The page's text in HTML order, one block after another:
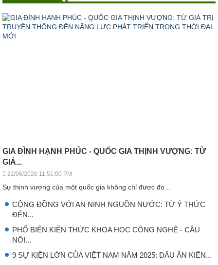
GIA ĐÌNH HẠNH PHÚC - QUỐC GIA THỊNH VƯỢNG: TỪ
GIÁ...
22/06/2026 11:51:00 PM
Sự thịnh vượng của một quốc gia không chỉ được đo...
CỘNG ĐỒNG VỚI AN NINH NGUỒN NƯỚC: TỪ Ý THỨC
ĐẾN...
PHỔ BIẾN KIẾN THỨC KHOA HỌC CÔNG NGHỆ - CẦU
NỐI...
9 SỰ KIỆN LỚN CỦA VIỆT NAM NĂM 2025: DẤU ẤN KIẾN...